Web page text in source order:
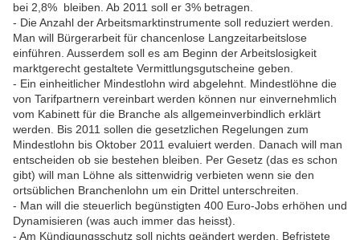
bei 2,8% bleiben. Ab 2011 soll er 3% betragen.
- Die Anzahl der Arbeitsmarktinstrumente soll reduziert werden.
Man will Bürgerarbeit für chancenlose Langzeitarbeitslose
einführen. Ausserdem soll es am Beginn der Arbeitslosigkeit
marktgerecht gestaltete Vermittlungsgutscheine geben.
- Ein einheitlicher Mindestlohn wird abgelehnt. Mindestlöhne die
von Tarifpartnern vereinbart werden können nur einvernehmlich
vom Kabinett für die Branche als allgemeinverbindlich erklärt
werden. Bis 2011 sollen die gesetzlichen Regelungen zum
Mindestlohn bis Oktober 2011 evaluiert werden. Danach will man
entscheiden ob sie bestehen bleiben. Per Gesetz (das es schon
gibt) will man Löhne als sittenwidrig verbieten wenn sie den
ortsüblichen Branchenlohn um ein Drittel unterschreiten.
- Man will die steuerlich begünstigten 400 Euro-Jobs erhöhen und
Dynamisieren (was auch immer das heisst).
- Am Kündigungsschutz soll nichts geändert werden. Befristete